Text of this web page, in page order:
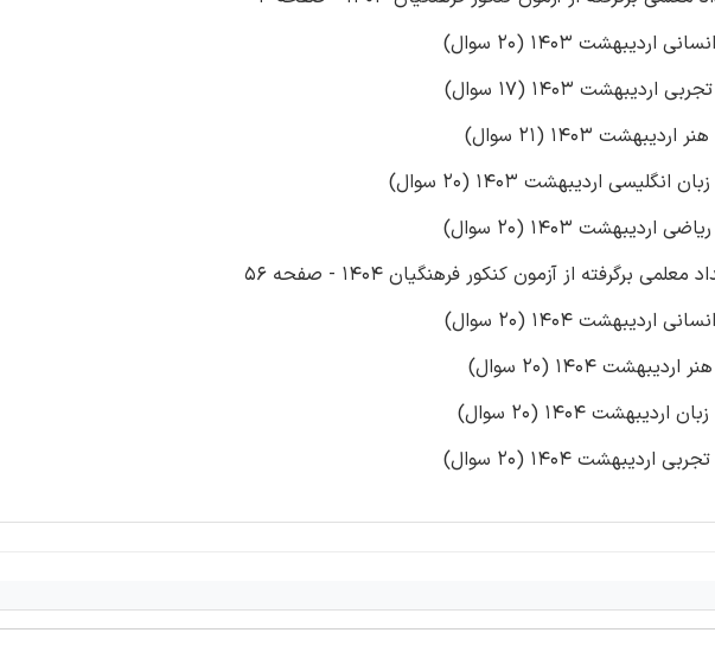
از آزمون کنکور فرهنگیان 1404 - صفحه 56